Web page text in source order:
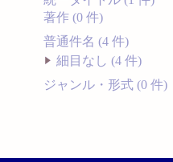
著作 (0 件)
普通件名 (4 件)
細目なし (4 件)
ジャンル・形式 (0 件)